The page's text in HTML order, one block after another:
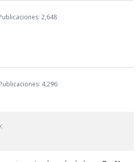
2,648
Publicaciones: 4,296